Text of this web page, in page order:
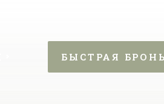
БЫСТРАЯ БРОНЬ